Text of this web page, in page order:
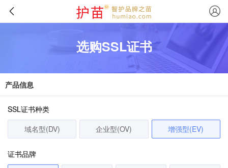
选购SSL证书
产品信息
SSL证书种类
域名型(DV)
企业型(OV) 增强型(EV)
证书品牌